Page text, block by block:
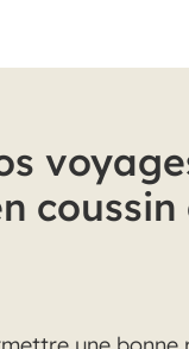
coussin